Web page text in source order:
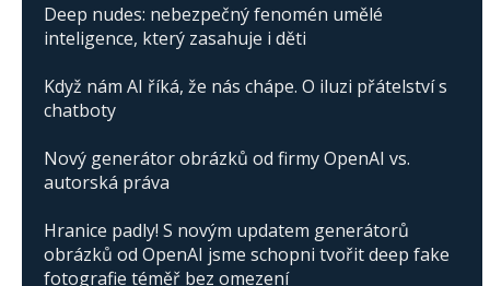
Deep nudes: nebezpečný fenomén umělé
inteligence, který zasahuje i děti
Když nám AI říká, že nás chápe. O iluzi přátelství s
chatboty
Nový generátor obrázků od firmy OpenAI vs.
autorská práva
Hranice padly! S novým updatem generátorů
obrázků od OpenAI jsme schopni tvořit deep fake
fotografie téměř bez omezení